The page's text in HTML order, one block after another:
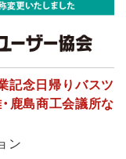
記念日帰りバスツ
鹿島商工会議所な
ン